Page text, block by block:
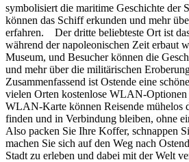
symbolisiert die maritime Geschichte der
können das Schiff erkunden und mehr
erfahren. Der dritte beliebteste Ort ist
während der napoleonischen Zeit erbaut
Museum, und Besucher können die
und mehr über die militärischen
Zusammenfassend ist Ostende eine
vielen Orten kostenlose WLAN-
WLAN-Karte können Reisende mühelos
finden und in Verbindung bleiben, ohne
Also packen Sie Ihre Koffer, schnappen
machen Sie sich auf den Weg nach
Stadt zu erleben und dabei mit der Welt